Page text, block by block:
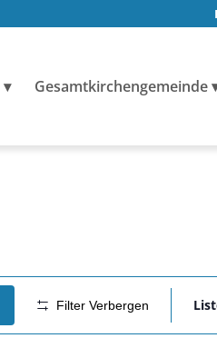
Gesamtkirchengemeinde
Filter Verbergen